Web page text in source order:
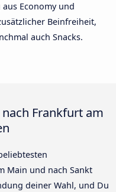
Economy und
Beinfreiheit,
auch Snacks.
Frankfurt am
Main und nach Sankt
deiner Wahl, und Du